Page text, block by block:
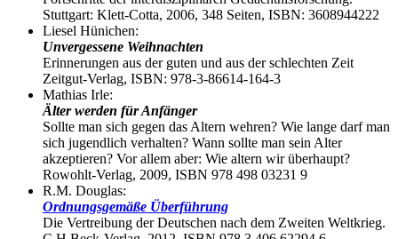
Stuttgart: Klett-Cotta, 2006, 348 Seiten, ISBN: 3608944222
Liesel Hünichen:
Unvergessene Weihnachten
Erinnerungen aus der guten und aus der schlechten Zeit
Zeitgut-Verlag, ISBN: 978-3-86614-164-3
Mathias Irle:
Älter werden für Anfänger
Sollte man sich gegen das Altern wehren? Wie lange darf man
sich jugendlich verhalten? Wann sollte man sein Alter
akzeptieren? Vor allem aber: Wie altern wir überhaupt?
Rowohlt-Verlag, 2009, ISBN 978 498 03231 9
R.M. Douglas:
Ordnungsgemäße Überführung
Die Vertreibung der Deutschen nach dem Zweiten Weltkrieg.